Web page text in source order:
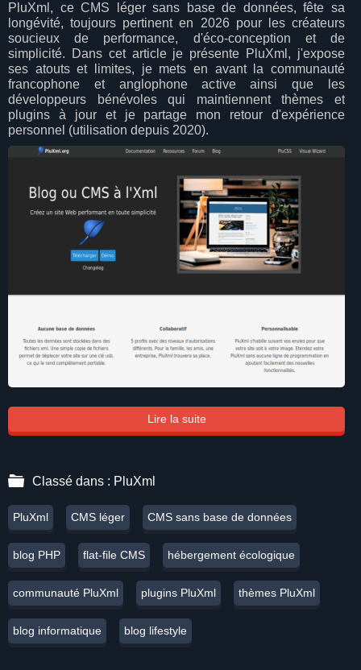
PluXml, ce CMS léger sans base de données, fête sa
longévité, toujours pertinent en 2026 pour les créateurs
soucieux de performance, d'éco-conception et de
simplicité. Dans cet article je présente PluXml, j'expose
ses atouts et limites, je mets en avant la communauté
francophone et anglophone active ainsi que les
développeurs bénévoles qui maintiennent thèmes et
plugins à jour et je partage mon retour d'expérience
personnel (utilisation depuis 2020).
Lire la suite
Classé dans : PluXml
PluXml CMS léger CMS sans base de données
blog PHP flat-file CMS hébergement écologique
communauté PluXml plugins PluXml thèmes PluXml
blog informatique blog lifestyle